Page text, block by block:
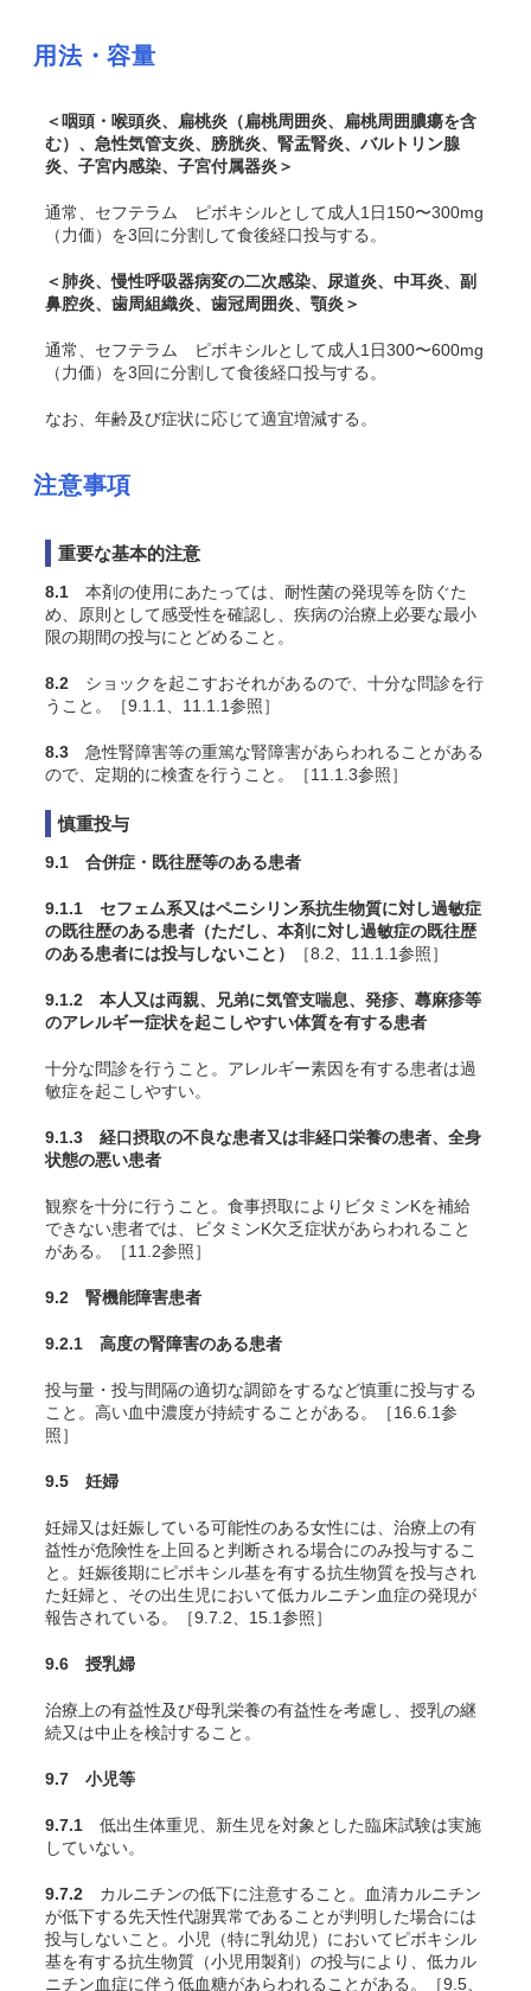
用法・容量
＜咽頭・喉頭炎、扁桃炎（扁桃周囲炎、扁桃周囲膿瘍を含
む）、急性気管支炎、膀胱炎、腎盂腎炎、バルトリン腺
炎、子宮内感染、子宮付属器炎＞
通常、セフテラム ピボキシルとして成人1日150〜300mg
（力価）を3回に分割して食後経口投与する。
＜肺炎、慢性呼吸器病変の二次感染、尿道炎、中耳炎、副
鼻腔炎、歯周組織炎、歯冠周囲炎、顎炎＞
通常、セフテラム ピボキシルとして成人1日300〜600mg
（力価）を3回に分割して食後経口投与する。
なお、年齢及び症状に応じて適宜増減する。
注意事項
重要な基本的注意
8.1 本剤の使用にあたっては、耐性菌の発現等を防ぐた
め、原則として感受性を確認し、疾病の治療上必要な最小
限の期間の投与にとどめること。
8.2 ショックを起こすおそれがあるので、十分な問診を行
うこと。［9.1.1、11.1.1参照］
8.3 急性腎障害等の重篤な腎障害があらわれることがある
ので、定期的に検査を行うこと。［11.1.3参照］
慎重投与
9.1 合併症・既往歴等のある患者
9.1.1 セフェム系又はペニシリン系抗生物質に対し過敏症
の既往歴のある患者（ただし、本剤に対し過敏症の既往歴
のある患者には投与しないこと）
［8.2、11.1.1参照］
9.1.2 本人又は両親、兄弟に気管支喘息、発疹、蕁麻疹等
のアレルギー症状を起こしやすい体質を有する患者
十分な問診を行うこと。アレルギー素因を有する患者は過
敏症を起こしやすい。
9.1.3 経口摂取の不良な患者又は非経口栄養の患者、全身
状態の悪い患者
観察を十分に行うこと。食事摂取によりビタミンKを補給
できない患者では、ビタミンK欠乏症状があらわれること
がある。［11.2参照］
9.2 腎機能障害患者
9.2.1 高度の腎障害のある患者
投与量・投与間隔の適切な調節をするなど慎重に投与する
こと。高い血中濃度が持続することがある。［16.6.1参
照］
9.5 妊婦
妊婦又は妊娠している可能性のある女性には、治療上の有
益性が危険性を上回ると判断される場合にのみ投与するこ
と。妊娠後期にピボキシル基を有する抗生物質を投与され
た妊婦と、その出生児において低カルニチン血症の発現が
報告されている。［9.7.2、15.1参照］
9.6 授乳婦
治療上の有益性及び母乳栄養の有益性を考慮し、授乳の継
続又は中止を検討すること。
9.7 小児等
9.7.1 低出生体重児、新生児を対象とした臨床試験は実施
していない。
9.7.2 カルニチンの低下に注意すること。血清カルニチン
が低下する先天性代謝異常であることが判明した場合には
投与しないこと。小児（特に乳幼児）においてピボキシル
基を有する抗生物質（小児用製剤）の投与により、低カル
ニチン血症に伴う低血糖があらわれることがある。［9.5、